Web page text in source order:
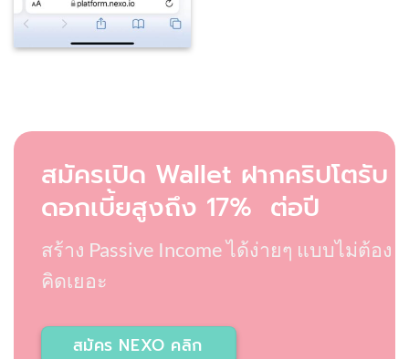
สมัครเปิด Wallet ฝากคริปโตรับ
ดอกเบี้ยสูงถึง 17% ต่อปี
สร้าง Passive Income ได้ง่ายๆ แบบไม่ต้อง
คิดเยอะ
สมัคร NEXO คลิก